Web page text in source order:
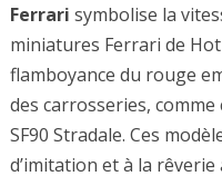
Ferrari symbolise la
miniatures Ferrari de
flamboyance du rouge
des carrosseries, comme
SF90 Stradale. Ces
d’imitation et à la